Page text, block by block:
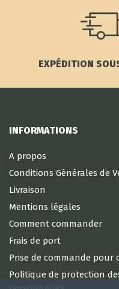
EXPÉDITION
INFORMATIONS
A propos
Conditions Générales de
Livraison
Mentions légales
Comment commander
Frais de port
Prise de commande pour
Politique de protection